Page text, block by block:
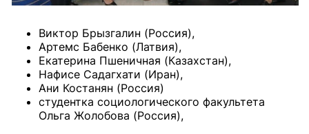
Виктор Брызгалин (Россия),
Артемс Бабенко (Латвия),
Екатерина Пшеничная (Казахстан),
Нафисе Садагхати (Иран),
Ани Костанян (Россия)
студентка социологического факультета
Ольга Жолобова (Россия),